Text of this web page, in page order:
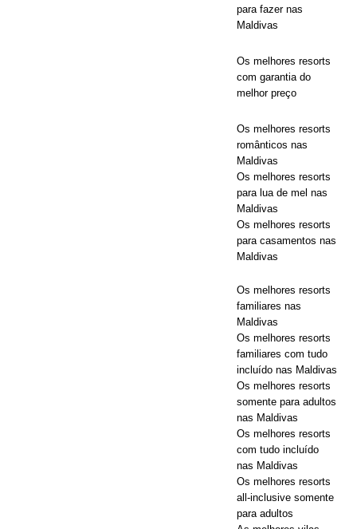
para fazer nas
Maldivas
Os melhores resorts
com garantia do
melhor preço
Os melhores resorts
românticos nas
Maldivas
Os melhores resorts
para lua de mel nas
Maldivas
Os melhores resorts
para casamentos nas
Maldivas
Os melhores resorts
familiares nas
Maldivas
Os melhores resorts
familiares com tudo
incluído nas Maldivas
Os melhores resorts
somente para adultos
nas Maldivas
Os melhores resorts
com tudo incluído
nas Maldivas
Os melhores resorts
all-inclusive somente
para adultos